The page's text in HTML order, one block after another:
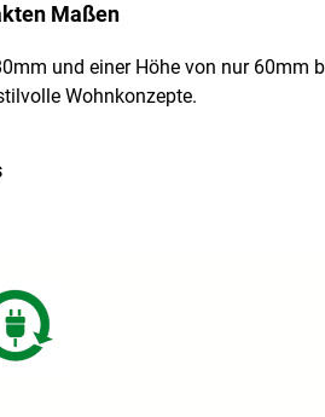
Maßen
und einer Höhe von nur 60mm
Wohnkonzepte.